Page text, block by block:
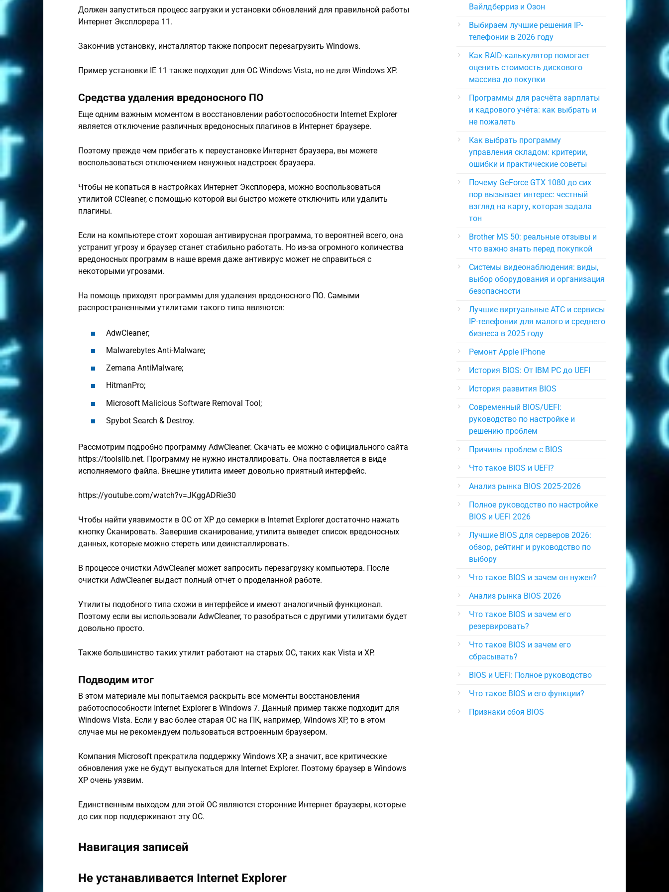
Должен запуститься процесс загрузки и установки обновлений для правильной работы
Интернет Эксплорера 11.
Закончив установку, инсталлятор также попросит перезагрузить Windows.
Пример установки IE 11 также подходит для ОС Windows Vista, но не для Windows XP.
Средства удаления вредоносного ПО
Еще одним важным моментом в восстановлении работоспособности Internet Explorer
является отключение различных вредоносных плагинов в Интернет браузере.
Поэтому прежде чем прибегать к переустановке Интернет браузера, вы можете
воспользоваться отключением ненужных надстроек браузера.
Чтобы не копаться в настройках Интернет Эксплорера, можно воспользоваться
утилитой CCleaner, с помощью которой вы быстро можете отключить или удалить
плагины.
Если на компьютере стоит хорошая антивирусная программа, то вероятней всего, она
устранит угрозу и браузер станет стабильно работать. Но из-за огромного количества
вредоносных программ в наше время даже антивирус может не справиться с
некоторыми угрозами.
На помощь приходят программы для удаления вредоносного ПО. Самыми
распространенными утилитами такого типа являются:
AdwCleaner;
Malwarebytes Anti-Malware;
Zemana AntiMalware;
HitmanPro;
Microsoft Malicious Software Removal Tool;
Spybot Search & Destroy.
Рассмотрим подробно программу AdwCleaner. Скачать ее можно с официального сайта
https://toolslib.net. Программу не нужно инсталлировать. Она поставляется в виде
исполняемого файла. Внешне утилита имеет довольно приятный интерфейс.
https://youtube.com/watch?v=JKggADRie30
Чтобы найти уязвимости в ОС от XP до семерки в Internet Explorer достаточно нажать
кнопку Сканировать. Завершив сканирование, утилита выведет список вредоносных
данных, которые можно стереть или деинсталлировать.
В процессе очистки AdwCleaner может запросить перезагрузку компьютера. После
очистки AdwCleaner выдаст полный отчет о проделанной работе.
Утилиты подобного типа схожи в интерфейсе и имеют аналогичный функционал.
Поэтому если вы использовали AdwCleaner, то разобраться с другими утилитами будет
довольно просто.
Также большинство таких утилит работают на старых ОС, таких как Vista и XP.
Подводим итог
В этом материале мы попытаемся раскрыть все моменты восстановления
работоспособности Internet Explorer в Windows 7. Данный пример также подходит для
Windows Vista. Если у вас более старая ОС на ПК, например, Windows XP, то в этом
случае мы не рекомендуем пользоваться встроенным браузером.
Компания Microsoft прекратила поддержку Windows XP, а значит, все критические
обновления уже не будут выпускаться для Internet Explorer. Поэтому браузер в Windows
XP очень уязвим.
Единственным выходом для этой ОС являются сторонние Интернет браузеры, которые
до сих пор поддерживают эту ОС.
Навигация записей
Не устанавливается Internet Explorer
Вайлдберриз и Озон
Выбираем лучшие решения IP-
телефонии в 2026 году
Как RAID-калькулятор помогает
оценить стоимость дискового
массива до покупки
Программы для расчёта зарплаты
и кадрового учёта: как выбрать и
не пожалеть
Как выбрать программу
управления складом: критерии,
ошибки и практические советы
Почему GeForce GTX 1080 до сих
пор вызывает интерес: честный
взгляд на карту, которая задала
тон
Brother MS 50: реальные отзывы и
что важно знать перед покупкой
Системы видеонаблюдения: виды,
выбор оборудования и организация
безопасности
Лучшие виртуальные АТС и сервисы
IP-телефонии для малого и среднего
бизнеса в 2025 году
Ремонт Apple iPhone
История BIOS: От IBM PC до UEFI
История развития BIOS
Современный BIOS/UEFI:
руководство по настройке и
решению проблем
Причины проблем с BIOS
Что такое BIOS и UEFI?
Анализ рынка BIOS 2025-2026
Полное руководство по настройке
BIOS и UEFI 2026
Лучшие BIOS для серверов 2026:
обзор, рейтинг и руководство по
выбору
Что такое BIOS и зачем он нужен?
Анализ рынка BIOS 2026
Что такое BIOS и зачем его
резервировать?
Что такое BIOS и зачем его
сбрасывать?
BIOS и UEFI: Полное руководство
Что такое BIOS и его функции?
Признаки сбоя BIOS